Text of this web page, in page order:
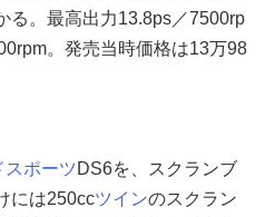
る。最高出力13.8ps／7500rp
。発売当時価格は13万98
スポーツDS6を、スクランブ
には250ccツインのスクラン